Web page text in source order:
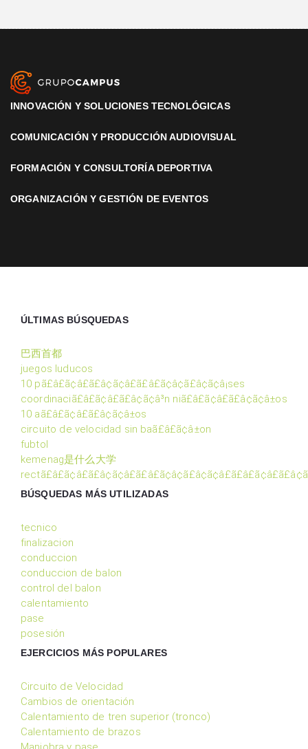
INNOVACIÓN Y SOLUCIONES TECNOLÓGICAS
COMUNICACIÓN Y PRODUCCIÓN AUDIOVISUAL
FORMACIÓN Y CONSULTORÍA DEPORTIVA
ORGANIZACIÓN Y GESTIÓN DE EVENTOS
ÚLTIMAS BÚSQUEDAS
巴西首都
juegos luducos
10 pã£â£ã¢â£ã£â¢ã¢â£ã£â£ã¢â¢ã£â¢ã¢â¡ses
coordinaciã£â£ã¢â£ã£â¢ã¢â³n niã£â£ã¢â£ã£â¢ã¢â±os
10 aã£â£ã¢â£ã£â¢ã¢â±os
circuito de velocidad sin baã£â£ã¢â±on
fubtol
kemenag是什么大学
BÚSQUEDAS MÁS UTILIZADAS
tecnico
finalizacion
conduccion
conduccion de balon
control del balon
calentamiento
pase
posesión
EJERCICIOS MÁS POPULARES
Circuito de Velocidad
Cambios de orientación
Calentamiento de tren superior (tronco)
Calentamiento de brazos